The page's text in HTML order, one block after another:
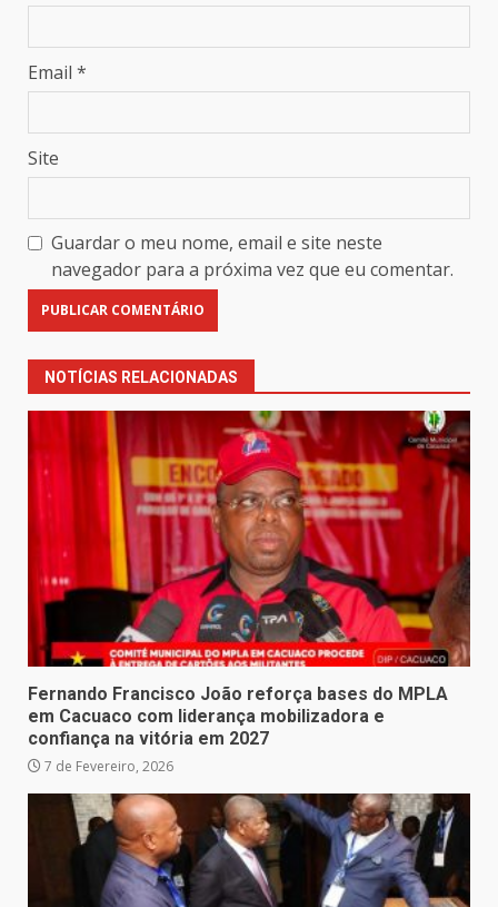
Email *
Site
Guardar o meu nome, email e site neste
navegador para a próxima vez que eu comentar.
NOTÍCIAS RELACIONADAS
Fernando Francisco João reforça bases do MPLA
em Cacuaco com liderança mobilizadora e
confiança na vitória em 2027
7 de Fevereiro, 2026